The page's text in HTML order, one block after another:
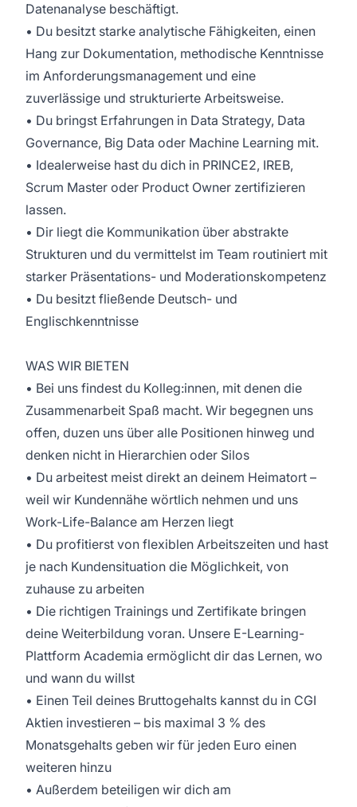
Datenanalyse beschäftigt.
• Du besitzt starke analytische Fähigkeiten, einen
Hang zur Dokumentation, methodische Kenntnisse
im Anforderungsmanagement und eine
zuverlässige und strukturierte Arbeitsweise.
• Du bringst Erfahrungen in Data Strategy, Data
Governance, Big Data oder Machine Learning mit.
• Idealerweise hast du dich in PRINCE2, IREB,
Scrum Master oder Product Owner zertifizieren
lassen.
• Dir liegt die Kommunikation über abstrakte
Strukturen und du vermittelst im Team routiniert mit
starker Präsentations- und Moderationskompetenz
• Du besitzt fließende Deutsch- und
Englischkenntnisse
WAS WIR BIETEN
• Bei uns findest du Kolleg:innen, mit denen die
Zusammenarbeit Spaß macht. Wir begegnen uns
offen, duzen uns über alle Positionen hinweg und
denken nicht in Hierarchien oder Silos
• Du arbeitest meist direkt an deinem Heimatort –
weil wir Kundennähe wörtlich nehmen und uns
Work-Life-Balance am Herzen liegt
• Du profitierst von flexiblen Arbeitszeiten und hast
je nach Kundensituation die Möglichkeit, von
zuhause zu arbeiten
• Die richtigen Trainings und Zertifikate bringen
deine Weiterbildung voran. Unsere E-Learning-
Plattform Academia ermöglicht dir das Lernen, wo
und wann du willst
• Einen Teil deines Bruttogehalts kannst du in CGI
Aktien investieren – bis maximal 3 % des
Monatsgehalts geben wir für jeden Euro einen
weiteren hinzu
• Außerdem beteiligen wir dich am